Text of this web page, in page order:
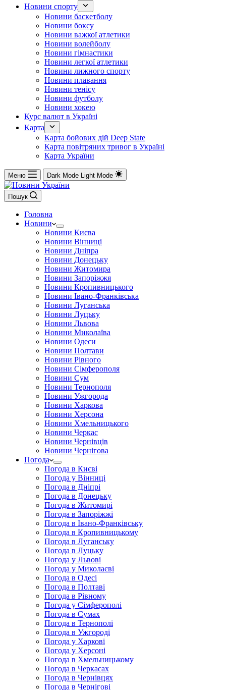
Новини спорту
Новини баскетболу
Новини боксу
Новини важкої атлетики
Новини волейболу
Новини гімнастики
Новини легкої атлетики
Новини лижного спорту
Новини плавання
Новини тенісу
Новини футболу
Новини хокею
Курс валют в Україні
Карта
Карта бойових дій Deep State
Карта повітряних тривог в Україні
Карта України
Меню Dark Mode Light Mode
Пошук
Головна
Новини
Новини Києва
Новини Вінниці
Новини Дніпра
Новини Донецьку
Новини Житомира
Новини Запоріжжя
Новини Кропивницького
Новини Івано-Франківська
Новини Луганська
Новини Луцьку
Новини Львова
Новини Миколаїва
Новини Одеси
Новини Полтави
Новини Рівного
Новини Сімферополя
Новини Сум
Новини Тернополя
Новини Ужгорода
Новини Харкова
Новини Херсона
Новини Хмельницького
Новини Черкас
Новини Чернівців
Новини Чернігова
Погода
Погода в Києві
Погода у Вінниці
Погода в Дніпрі
Погода в Донецьку
Погода в Житомирі
Погода в Запоріжжі
Погода в Івано-Франківську
Погода в Кропивницькому
Погода в Луганську
Погода в Луцьку
Погода у Львові
Погода у Миколаєві
Погода в Одесі
Погода в Полтаві
Погода в Рівному
Погода у Сімферополі
Погода в Сумах
Погода в Тернополі
Погода в Ужгороді
Погода у Харкові
Погода у Херсоні
Погода в Хмельницькому
Погода в Черкасах
Погода в Чернівцях
Погода в Чернігові